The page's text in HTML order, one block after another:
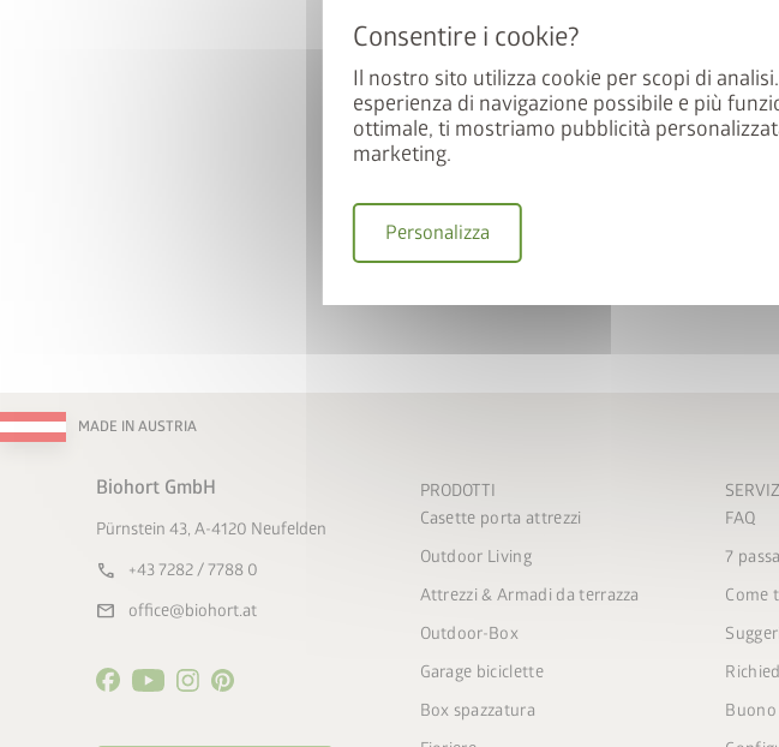
Il nostro sito utilizza cookie per scopi di
esperienza di navigazione possibile e più
ottimale, ti mostriamo pubblicità
marketing.
Personalizza
MADE IN AUSTRIA
Biohort GmbH
Pürnstein 43, A-4120 Neufelden
call +43 7282 / 7788 0
mail office@biohort.at
PRODOTTI
Casette porta attrezzi
Outdoor Living
Attrezzi & Armadi da terrazza
Outdoor-Box
Garage biciclette
Box spazzatura
FAQ
7
Come
Buono